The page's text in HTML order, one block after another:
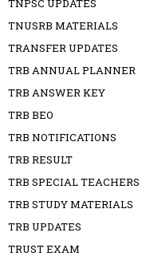
TNPSC UPDATES
TNUSRB MATERIALS
TRANSFER UPDATES
TRB ANNUAL PLANNER
TRB ANSWER KEY
TRB BEO
TRB NOTIFICATIONS
TRB RESULT
TRB SPECIAL TEACHERS
TRB STUDY MATERIALS
TRB UPDATES
TRUST EXAM